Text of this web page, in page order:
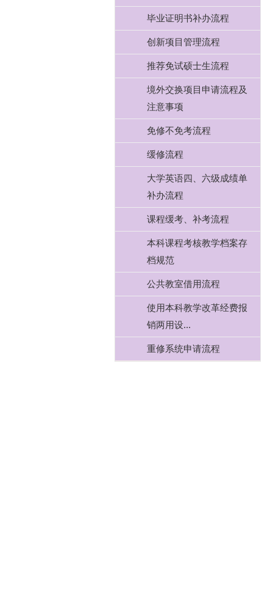
毕业证明书补办流程
创新项目管理流程
推荐免试硕士生流程
境外交换项目申请流程及
注意事项
免修不免考流程
缓修流程
大学英语四、六级成绩单
补办流程
课程缓考、补考流程
本科课程考核教学档案存
档规范
公共教室借用流程
使用本科教学改革经费报
销两用设...
重修系统申请流程